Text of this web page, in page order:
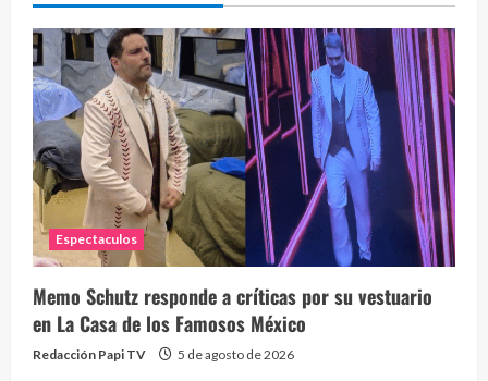
Espectaculos
Memo Schutz responde a críticas por su vestuario
en La Casa de los Famosos México
Redacción Papi TV 5 de agosto de 2026